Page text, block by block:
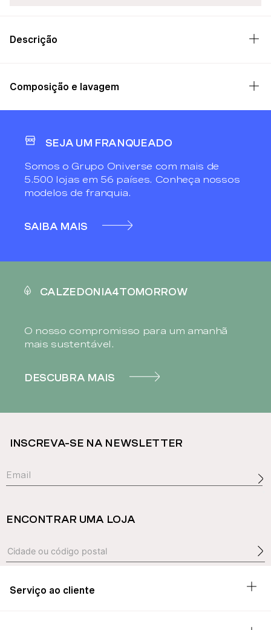
Descrição
Composição e lavagem
SEJA UM FRANQUEADO
Somos o Grupo Oniverse com mais de
5.500 lojas em 56 países. Conheça nossos
modelos de franquia.
SAIBA MAIS
CALZEDONIA4TOMORROW
O nosso compromisso para um amanhã
mais sustentável.
DESCUBRA MAIS
INSCREVA-SE NA NEWSLETTER
ENCONTRAR UMA LOJA
Serviço ao cliente